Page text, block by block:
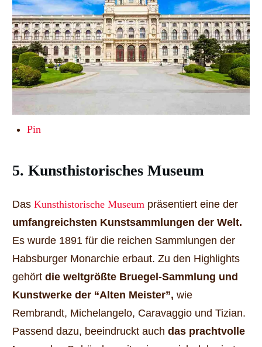
Pin
5. Kunsthistorisches Museum
Das Kunsthistorische Museum präsentiert eine der
umfangreichsten Kunstsammlungen der Welt.
Es wurde 1891 für die reichen Sammlungen der
Habsburger Monarchie erbaut. Zu den Highlights
gehört die weltgrößte Bruegel-Sammlung und
Kunstwerke der “Alten Meister”, wie
Rembrandt, Michelangelo, Caravaggio und Tizian.
Passend dazu, beeindruckt auch das prachtvolle